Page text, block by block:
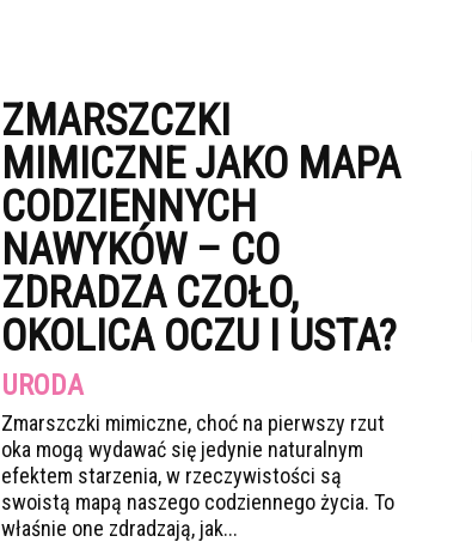
ZMARSZCZKI
MIMICZNE JAKO MAPA
CODZIENNYCH
NAWYKÓW – CO
ZDRADZA CZOŁO,
OKOLICA OCZU I USTA?
URODA
Zmarszczki mimiczne, choć na pierwszy rzut
oka mogą wydawać się jedynie naturalnym
efektem starzenia, w rzeczywistości są
swoistą mapą naszego codziennego życia. To
właśnie one zdradzają, jak...